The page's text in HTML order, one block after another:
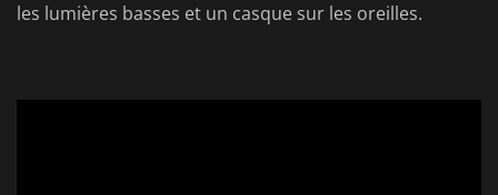
les lumières basses et un casque sur les oreilles.